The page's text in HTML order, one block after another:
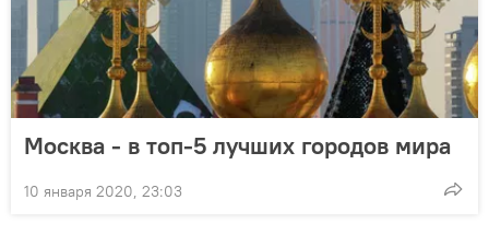
Москва - в топ-5 лучших городов мира
10 января 2020, 23:03